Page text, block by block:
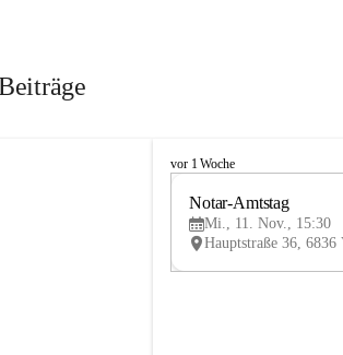
V
vor 1 Woche
Notar-Amtstag
Mi., 11. Nov., 15:30